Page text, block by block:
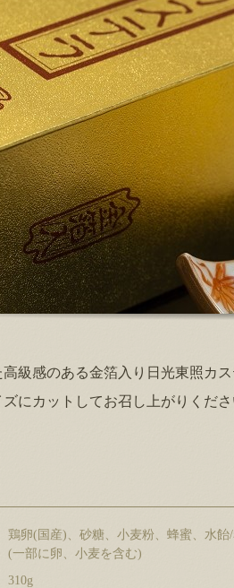
級感のある金箔入り日光東照カ
にカットしてお召し上がりくだ
鶏卵(国産)、砂糖、小麦粉、蜂蜜、水飴
(一部に卵、小麦を含む)
310g